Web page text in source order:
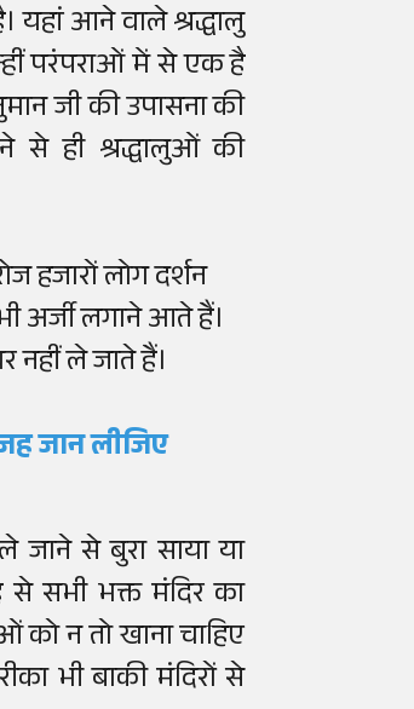
यहां आने वाले श्रद्धालु
परंपराओं में से एक है
जी की उपासना की
से ही श्रद्धालुओं की
हजारों लोग दर्शन
अर्जी लगाने आते हैं।
ले जाते हैं।
जान लीजिए
जाने से बुरा साया या
सभी भक्त मंदिर का
को न तो खाना चाहिए
भी बाकी मंदिरों से